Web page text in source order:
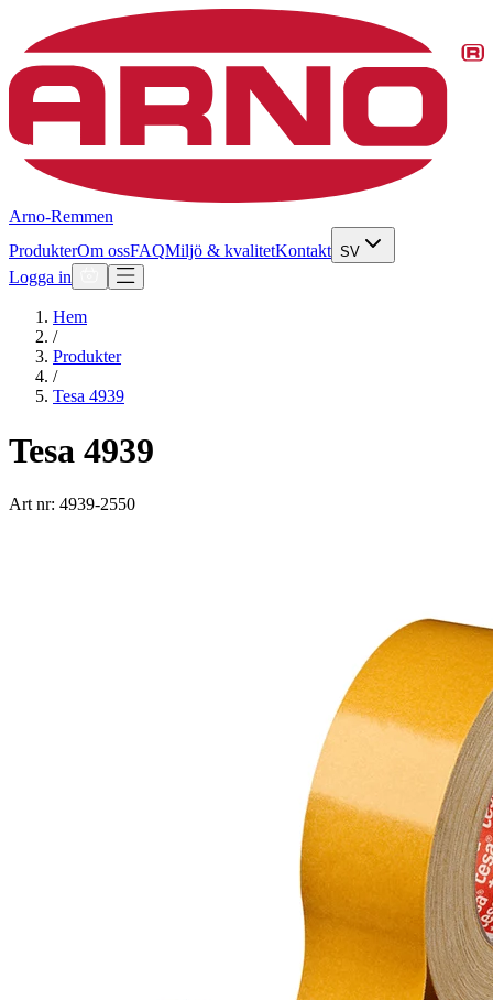
Arno-Remmen
ProdukterOm ossFAQMiljö & kvalitetKontakt SV
Logga in
Hem
/
Produkter
/
Tesa 4939
Tesa 4939
Art nr: 4939-2550